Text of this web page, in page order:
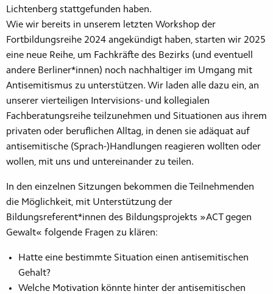
Lichtenberg stattgefunden haben.
Wie wir bereits in unserem letzten Workshop der
Fortbildungsreihe 2024 angekündigt haben, starten wir 2025
eine neue Reihe, um Fachkräfte des Bezirks (und eventuell
andere Berliner*innen) noch nachhaltiger im Umgang mit
Antisemitismus zu unterstützen. Wir laden alle dazu ein, an
unserer vierteiligen Intervisions- und kollegialen
Fachberatungsreihe teilzunehmen und Situationen aus ihrem
privaten oder beruflichen Alltag, in denen sie adäquat auf
antisemitische (Sprach-)Handlungen reagieren wollten oder
wollen, mit uns und untereinander zu teilen.
In den einzelnen Sitzungen bekommen die Teilnehmenden
die Möglichkeit, mit Unterstützung der
Bildungsreferent*innen des Bildungsprojekts »ACT gegen
Gewalt« folgende Fragen zu klären:
Hatte eine bestimmte Situation einen antisemitischen
Gehalt?
Welche Motivation könnte hinter der antisemitischen